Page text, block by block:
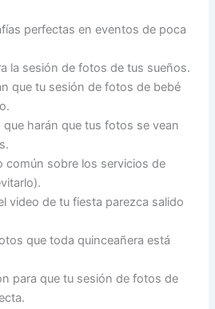
perfectas en eventos de poca
la sesión de fotos de tus sueños.
que tu sesión de fotos de bebé
que harán que tus fotos se vean
común sobre los servicios de
video de tu fiesta parezca salido
que toda quinceañera está
para que tu sesión de fotos de